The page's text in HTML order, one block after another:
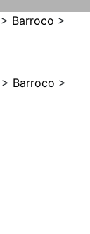
> Barroco >
> Barroco >